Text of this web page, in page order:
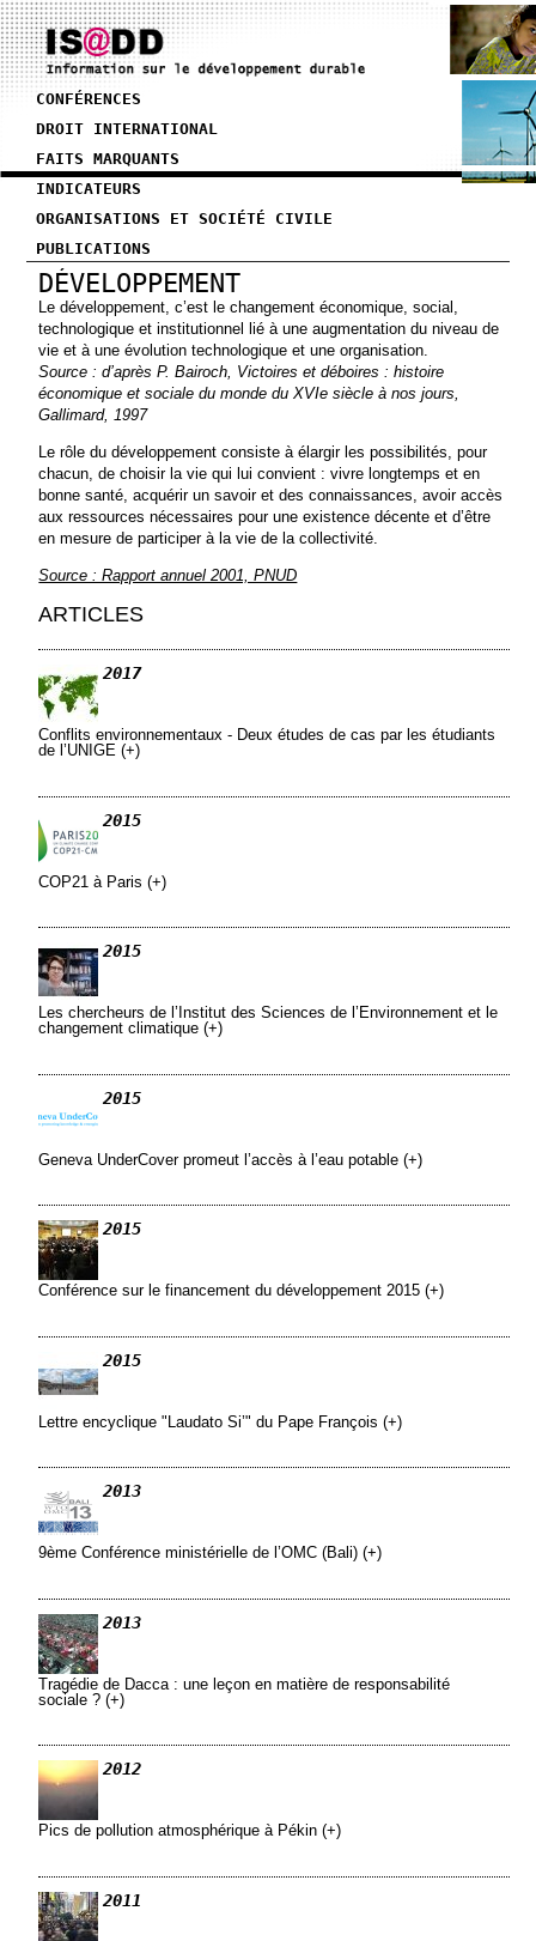
CONFÉRENCES
DROIT INTERNATIONAL
FAITS MARQUANTS
INDICATEURS
ORGANISATIONS ET SOCIÉTÉ CIVILE
PUBLICATIONS
DÉVELOPPEMENT
Le développement, c’est le changement économique, social,
technologique et institutionnel lié à une augmentation du niveau de
vie et à une évolution technologique et une organisation.
Source : d’après P. Bairoch, Victoires et déboires : histoire
économique et sociale du monde du XVIe siècle à nos jours,
Gallimard, 1997
Le rôle du développement consiste à élargir les possibilités, pour
chacun, de choisir la vie qui lui convient : vivre longtemps et en
bonne santé, acquérir un savoir et des connaissances, avoir accès
aux ressources nécessaires pour une existence décente et d’être
en mesure de participer à la vie de la collectivité.
Source : Rapport annuel 2001, PNUD
ARTICLES
2017
Conflits environnementaux - Deux études de cas par les étudiants
de l’UNIGE (+)
2015
COP21 à Paris (+)
2015
Les chercheurs de l’Institut des Sciences de l’Environnement et le
changement climatique (+)
2015
Geneva UnderCover promeut l’accès à l’eau potable (+)
2015
Conférence sur le financement du développement 2015 (+)
2015
Lettre encyclique "Laudato Si’" du Pape François (+)
2013
9ème Conférence ministérielle de l’OMC (Bali) (+)
2013
Tragédie de Dacca : une leçon en matière de responsabilité
sociale ? (+)
2012
Pics de pollution atmosphérique à Pékin (+)
2011